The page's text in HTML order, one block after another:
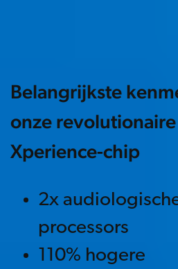
Belangrijkste
onze
Xperience-chip
2x
processors
110% hogere